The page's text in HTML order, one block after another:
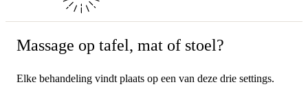
Massage op tafel, mat of stoel?
Elke behandeling vindt plaats op een van deze drie settings.